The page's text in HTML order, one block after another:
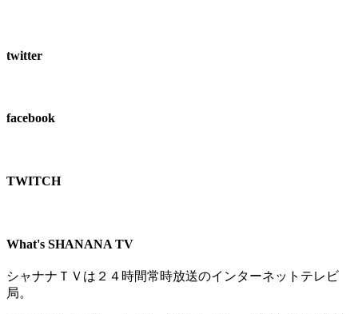
twitter
facebook
TWITCH​
What's SHANANA TV
シャナナＴＶは２４時間常時放送のインターネットテレビ
局。